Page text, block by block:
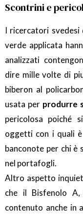
Scontrini e
I ricercatori svedesi
verde applicata
analizzati
dire mille volte di
biberon al
usata per produrre
pericolosa poiché
oggetti con i quali
banconote per chi è
nel portafogli.
Altro aspetto
che il Bisfenolo A,
contenuto anche in